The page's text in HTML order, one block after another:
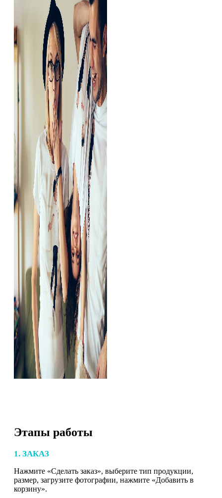
Этапы работы
1. ЗАКАЗ
Нажмите «Сделать заказ», выберите тип продукции,
размер, загрузите фотографии, нажмите «Добавить в
корзину».